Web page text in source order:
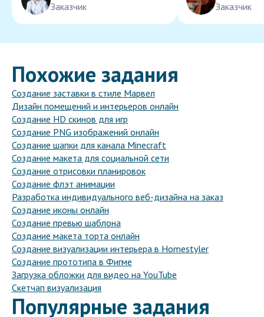
Заказчик Заказчик
Похожие задания
Создание заставки в стиле Марвел
Дизайн помещений и интерьеров онлайн
Создание HD скинов для игр
Создание PNG изображений онлайн
Создание шапки для канала Minecraft
Создание макета для социальной сети
Создание отрисовки планировок
Создание флэт анимации
Разработка индивидуального веб-дизайна на заказ
Создание иконы онлайн
Создание превью шаблона
Создание макета торта онлайн
Создание визуализации интерьера в Homestyler
Создание прототипа в Фигме
Загрузка обложки для видео на YouTube
Скетчап визуализация
Популярные задания